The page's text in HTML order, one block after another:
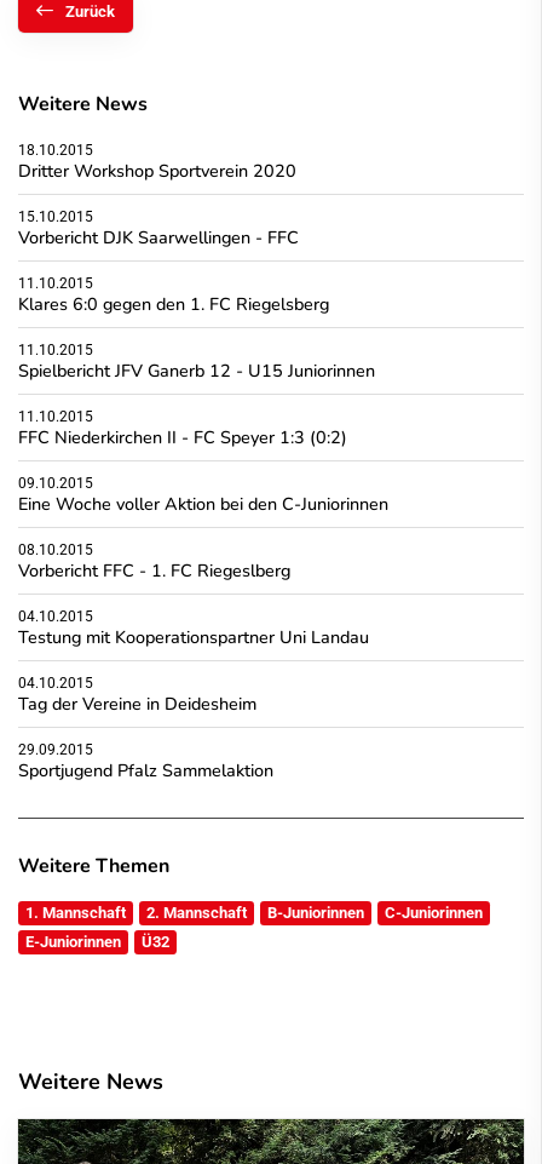
Zurück
Weitere News
18.10.2015
Dritter Workshop Sportverein 2020
15.10.2015
Vorbericht DJK Saarwellingen - FFC
11.10.2015
Klares 6:0 gegen den 1. FC Riegelsberg
11.10.2015
Spielbericht JFV Ganerb 12 - U15 Juniorinnen
11.10.2015
FFC Niederkirchen II - FC Speyer 1:3 (0:2)
09.10.2015
Eine Woche voller Aktion bei den C-Juniorinnen
08.10.2015
Vorbericht FFC - 1. FC Riegeslberg
04.10.2015
Testung mit Kooperationspartner Uni Landau
04.10.2015
Tag der Vereine in Deidesheim
29.09.2015
Sportjugend Pfalz Sammelaktion
Weitere Themen
1. Mannschaft 2. Mannschaft B-Juniorinnen
C-Juniorinnen
E-Juniorinnen
Ü32
Weitere News